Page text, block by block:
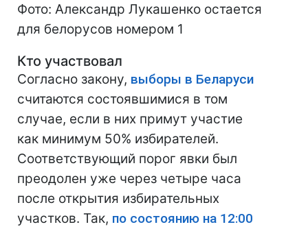
Фото: Александр Лукашенко остается
для белорусов номером 1
Кто участвовал
Согласно закону, выборы в Беларуси
считаются состоявшимися в том
случае, если в них примут участие
как минимум 50% избирателей.
Соответствующий порог явки был
преодолен уже через четыре часа
после открытия избирательных
участков. Так, по состоянию на 12:00